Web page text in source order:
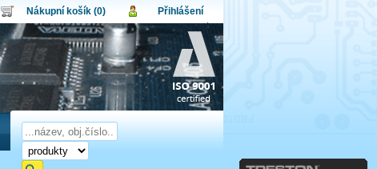
Nákupní košík (0)
Nákupní košík je momentálně prázdný.
Obsah košíku
Počet produktů:0
Cena celkem:
0,00 CZK
Přihlášení
Uživatel:
Heslo:
Přihlásit
Zapomenuté heslo Nová registrace